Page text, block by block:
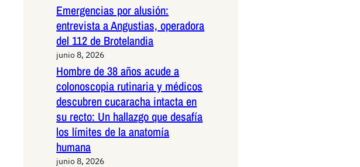
Emergencias por alusión:
entrevista a Angustias, operadora
del 112 de Brotelandia
junio 8, 2026
Hombre de 38 años acude a
colonoscopia rutinaria y médicos
descubren cucaracha intacta en
su recto: Un hallazgo que desafía
los límites de la anatomía
humana
junio 8, 2026